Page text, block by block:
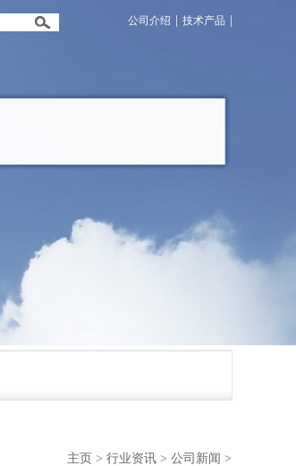
技术产品
公司介绍
主页 > 行业资讯> 公司新闻 >